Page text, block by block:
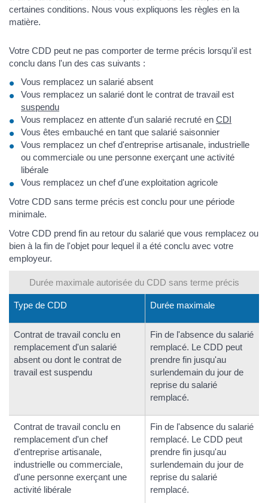
certaines conditions. Nous vous expliquons les règles en la
matière.
Votre CDD peut ne pas comporter de terme précis lorsqu'il est
conclu dans l'un des cas suivants :
Vous remplacez un salarié absent
Vous remplacez un salarié dont le contrat de travail est
suspendu
Vous remplacez en attente d'un salarié recruté en CDI
Vous êtes embauché en tant que salarié saisonnier
Vous remplacez un chef d'entreprise artisanale, industrielle
ou commerciale ou une personne exerçant une activité
libérale
Vous remplacez un chef d'une exploitation agricole
Votre CDD sans terme précis est conclu pour une période
minimale.
Votre CDD prend fin au retour du salarié que vous remplacez ou
bien à la fin de l'objet pour lequel il a été conclu avec votre
employeur.
Durée maximale autorisée du CDD sans terme précis
Type de CDD Durée maximale
Contrat de travail conclu en
remplacement d'un salarié
absent ou dont le contrat de
travail est suspendu
Fin de l'absence du salarié
remplacé. Le CDD peut
prendre fin jusqu'au
surlendemain du jour de
reprise du salarié
remplacé.
Contrat de travail conclu en
remplacement d'un chef
d'entreprise artisanale,
industrielle ou commerciale,
d'une personne exerçant une
activité libérale
Fin de l'absence du salarié
remplacé. Le CDD peut
prendre fin jusqu'au
surlendemain du jour de
reprise du salarié
remplacé.